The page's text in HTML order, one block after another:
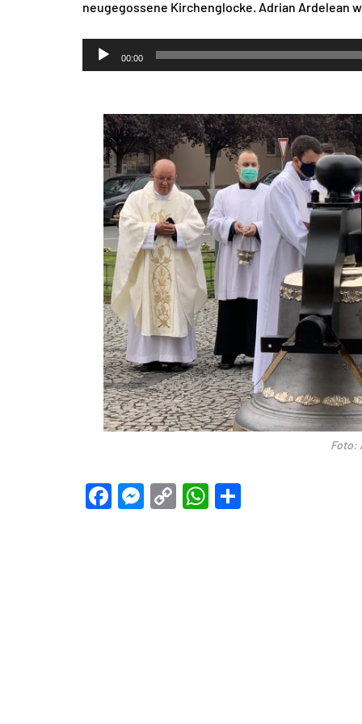
neugegossene Kirchenglocke. Adrian Ardelean
Audio-
Player
00:00
Foto:
Facebook
Messenger
CopyWhatsApp